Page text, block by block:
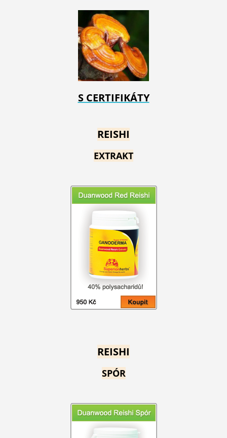
S CERTIFIKÁTY
REISHI
EXTRAKT
REISHI
SPÓR